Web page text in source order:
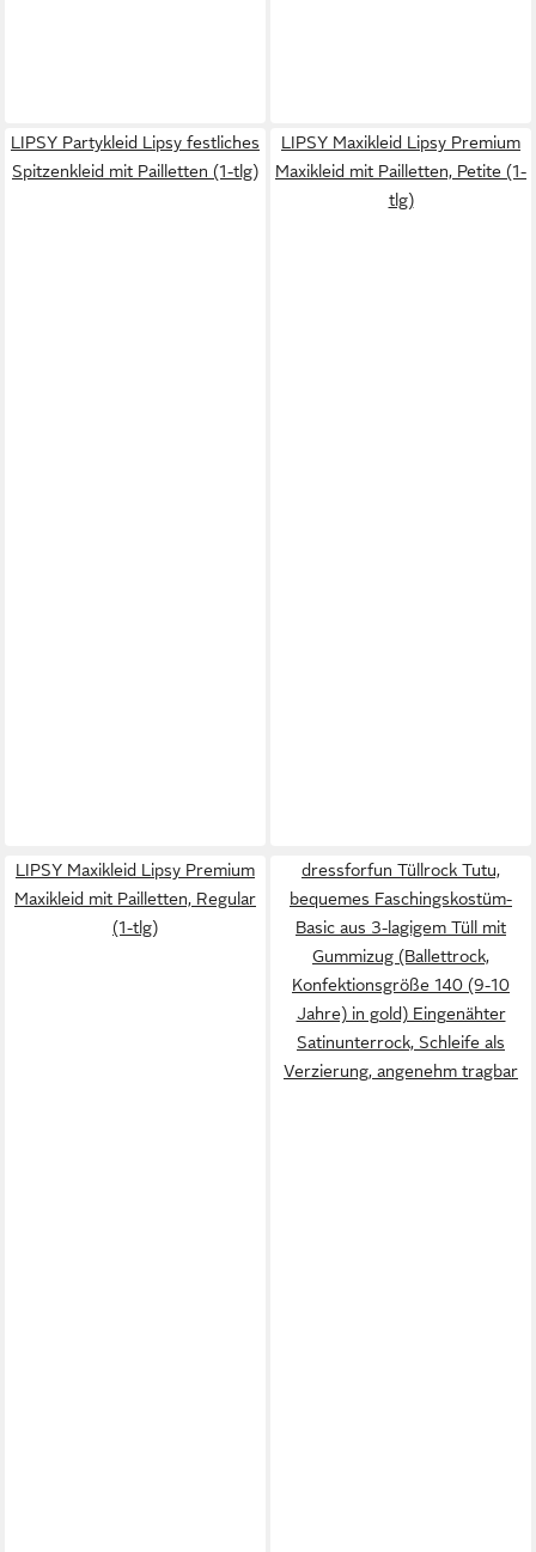
LIPSY Partykleid Lipsy festliches
Spitzenkleid mit Pailletten (1-tlg)
LIPSY Maxikleid Lipsy Premium
Maxikleid mit Pailletten, Petite (1-
tlg)
LIPSY Maxikleid Lipsy Premium
Maxikleid mit Pailletten, Regular
(1-tlg)
dressforfun Tüllrock Tutu,
bequemes Faschingskostüm-
Basic aus 3-lagigem Tüll mit
Gummizug (Ballettrock,
Konfektionsgröße 140 (9-10
Jahre) in gold) Eingenähter
Satinunterrock, Schleife als
Verzierung, angenehm tragbar